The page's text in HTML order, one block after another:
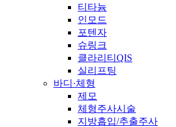
티타늄
인모드
포텐자
슈링크
클라리티QIS
실리프팅
바디·체형
제모
체형주사시술
지방흡입/추출주사